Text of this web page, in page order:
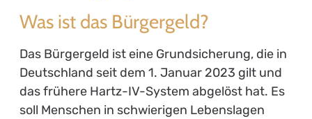
Was ist das Bürgergeld?
Das Bürgergeld ist eine Grundsicherung, die in
Deutschland seit dem 1. Januar 2023 gilt und
das frühere Hartz-IV-System abgelöst hat. Es
soll Menschen in schwierigen Lebenslagen